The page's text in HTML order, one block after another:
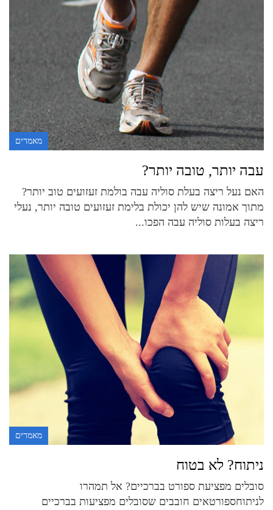
מאמרים
עבה יותר, טובה יותר?
האם נעל ריצה בעלת סוליה עבה בולמת זעזועים טוב יותר?
מתוך אמונה שיש להן יכולת בלימת זעזועים טובה יותר, נעלי
ריצה בעלות סוליה עבה הפכו...
מאמרים
ניתוח? לא בטוח
סובלים מפציעת ספורט בברכיים? אל תמהרו
לניתוחספורטאים חובבים שסובלים מפציעות בברכיים